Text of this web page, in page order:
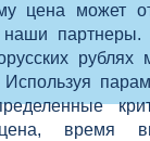
цена может
партнеры.
рублях
время